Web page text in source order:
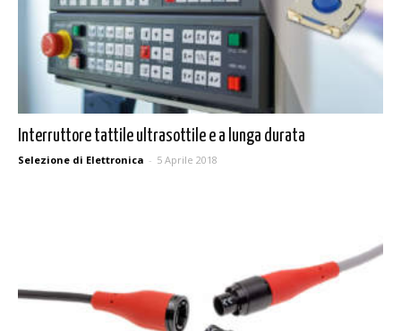
Interruttore tattile ultrasottile e a lunga durata
Selezione di Elettronica - 5 Aprile 2018